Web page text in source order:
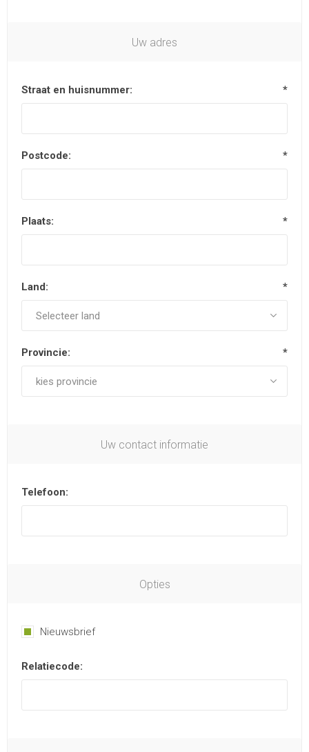
Uw adres
Straat en huisnummer: *
Postcode: *
Plaats: *
Land: *
Provincie: *
Uw contact informatie
Telefoon:
Opties
Nieuwsbrief
Relatiecode: